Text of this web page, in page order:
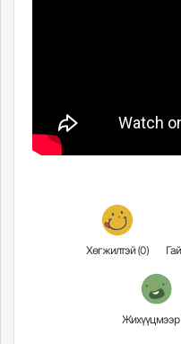
paparazzi.mn
unread.today
Хөгжилтэй (0)